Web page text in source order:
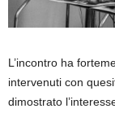
L’incontro ha
intervenuti con
dimostrato